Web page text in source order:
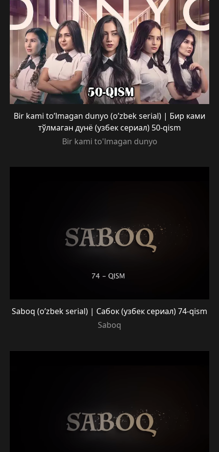
Bir kami to’lmagan dunyo (o’zbek serial) | Бир ками
тўлмаган дунё (узбек сериал) 50-qism
Bir kami to'lmagan dunyo
Saboq (o’zbek serial) | Сабок (узбек сериал) 74-qism
Saboq